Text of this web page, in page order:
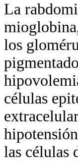
La
los
células
las células